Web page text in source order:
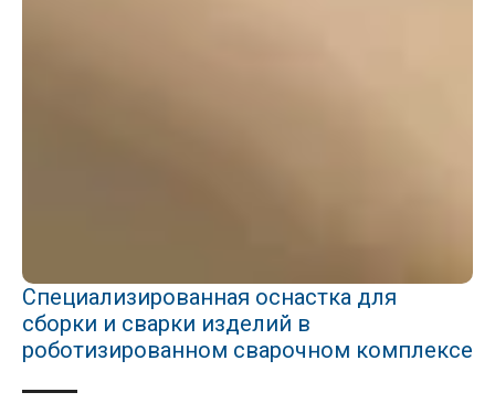
Специализированная оснастка для
сборки и сварки изделий в
роботизированном сварочном комплексе